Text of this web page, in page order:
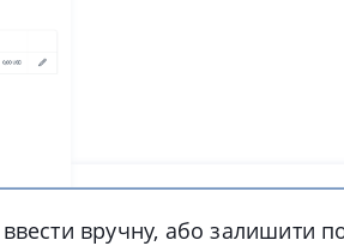
вручну, або залишити